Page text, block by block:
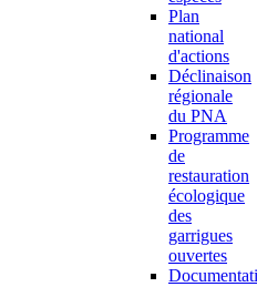
Plan
national
d'actions
Déclinaison
régionale
du PNA
Programme
de
restauration
écologique
des
garrigues
ouvertes